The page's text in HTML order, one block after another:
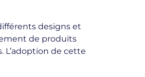
designs et
de produits
L’adoption de cette